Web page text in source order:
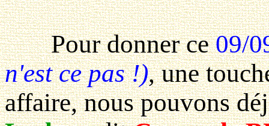
Pour donner ce09/
n'est ce pas !), une
affaire, nous pouvons